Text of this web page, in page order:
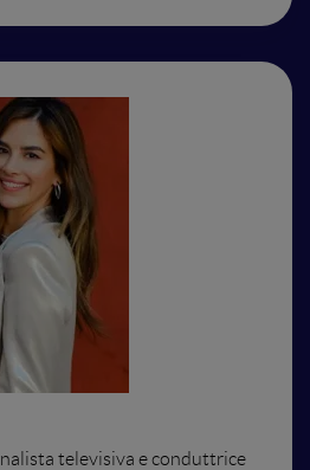
televisiva e conduttrice